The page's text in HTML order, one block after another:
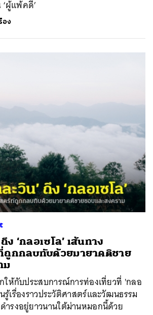
ผู้แพ้คดี’
ง
ง ‘กลอเซโล’ เส้นทาง
ถูกกลบทับด้วยมายาคติชาย
ม
ห้กับประสบการณ์การท่องเที่ยวที่ 'กลอ
รู้เรื่องราวประวัติศาสตร์และวัฒนธรรม
รงอยู่ยาวนานใต้ม่านหมอกนี้ด้วย